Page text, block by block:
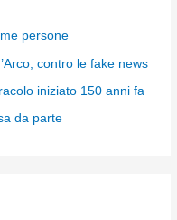
persone
contro le fake news
iniziato 150 anni fa
da parte